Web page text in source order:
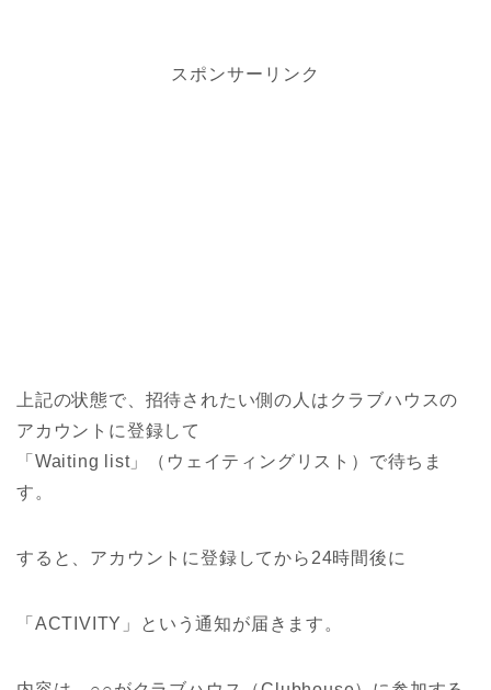
スポンサーリンク
上記の状態で、招待されたい側の人はクラブハウスの
アカウントに登録して
「Waiting list」（ウェイティングリスト）で待ちま
す。
すると、アカウントに登録してから24時間後に
「ACTIVITY」という通知が届きます。